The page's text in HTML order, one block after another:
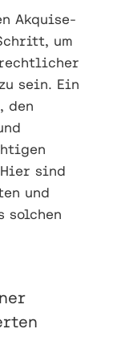
Akquise-
um
sein. Ein
den
Hier sind
und
solchen